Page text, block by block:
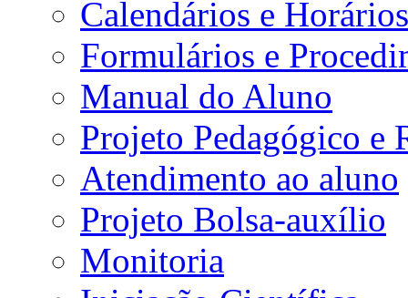
Calendários e Horários
Formulários e
Manual do Aluno
Projeto Pedagógico e
Atendimento ao aluno
Projeto Bolsa-auxílio
Monitoria